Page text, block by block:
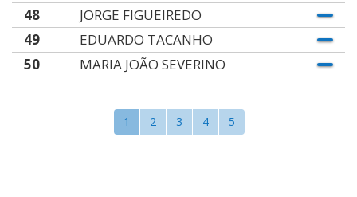
48
JORGE FIGUEIREDO
49
EDUARDO TACANHO
50
MARIA JOÃO SEVERINO
1 2 3 4 5